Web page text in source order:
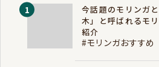
今話題のモリンガ
木」と呼ばれるモ
紹介
#モリンガおすすめ